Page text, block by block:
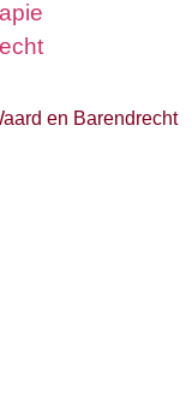
en Barendrecht